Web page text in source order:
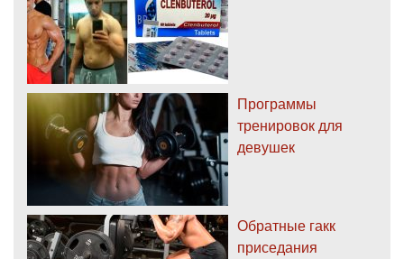
Программы
тренировок для
девушек
Обратные гакк
приседания